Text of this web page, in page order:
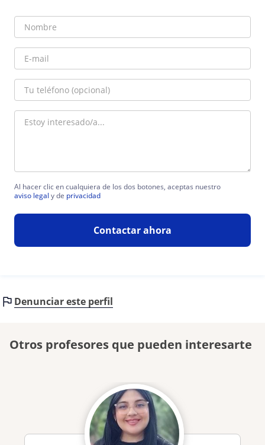
Al hacer clic en cualquiera de los dos botones, aceptas nuestro
aviso legal y de privacidad
Contactar ahora
Denunciar este perfil
Otros profesores que pueden interesarte